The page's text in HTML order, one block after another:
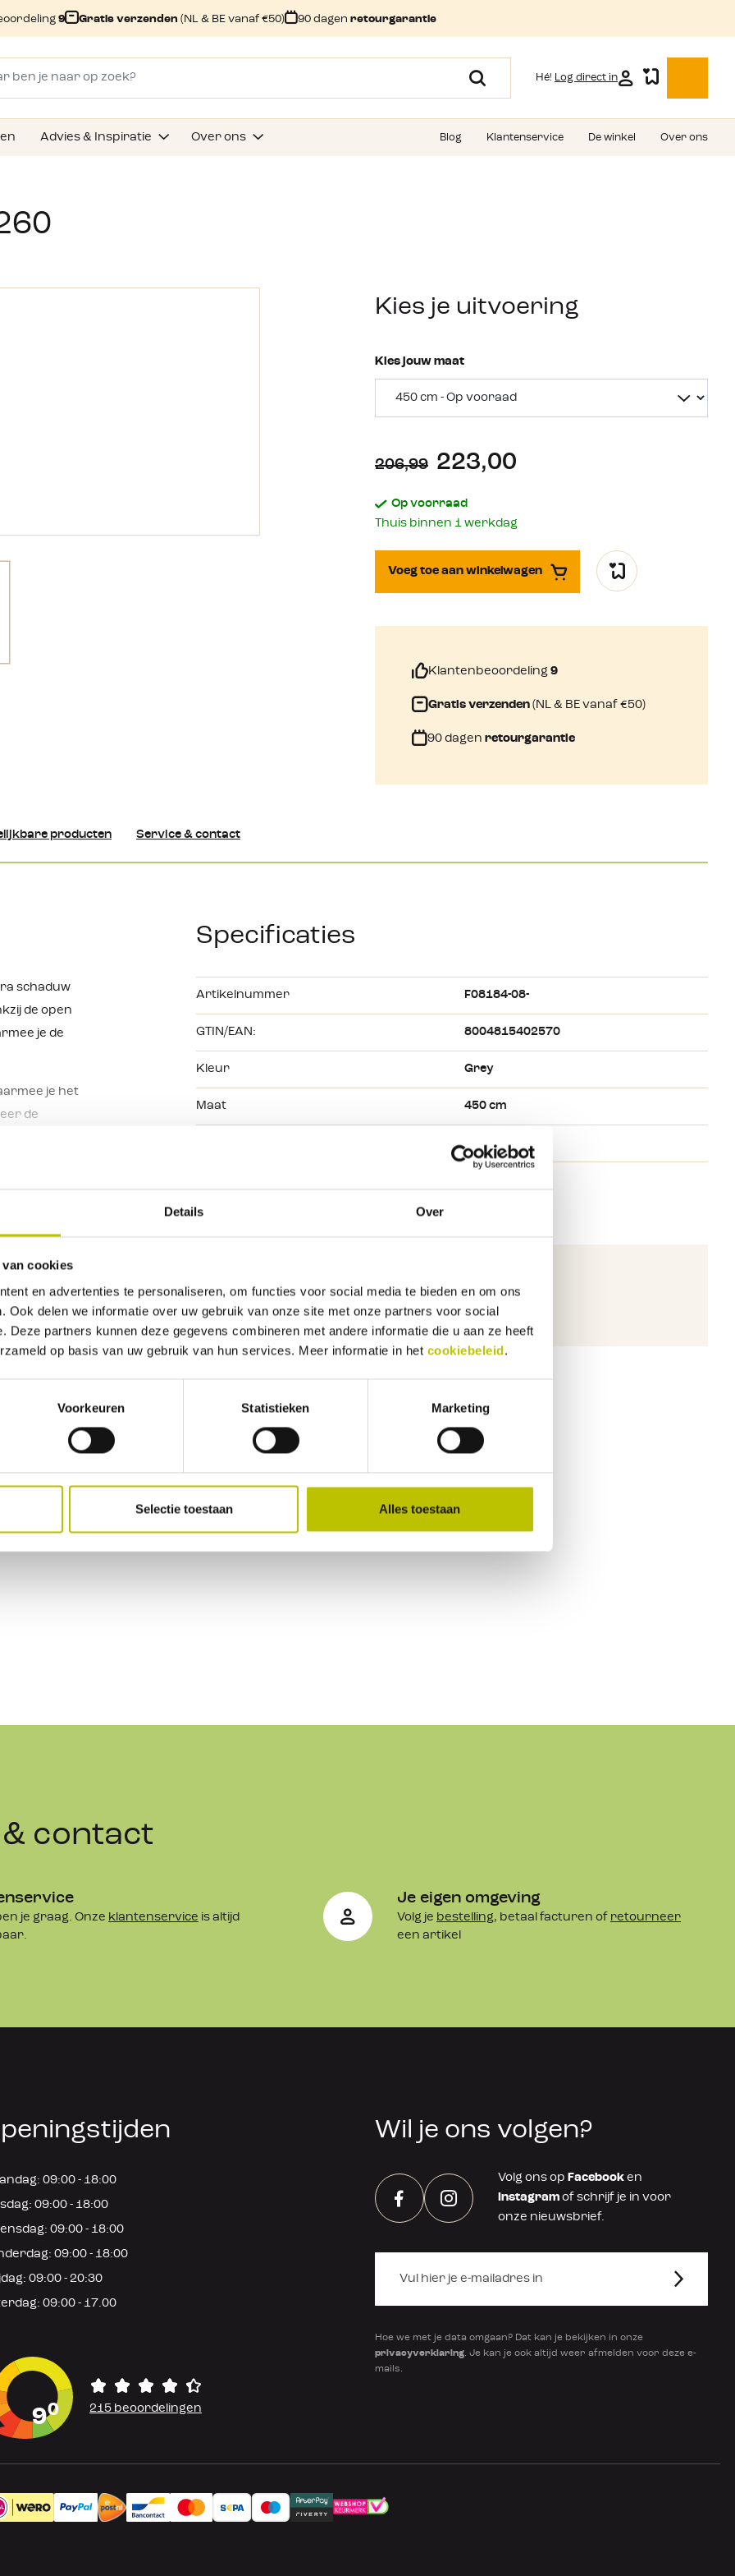
Details Over
van cookies
en advertenties te personaliseren, om functies voor social media te bieden en om ons
Ook delen we informatie over uw gebruik van onze site met onze partners voor social
Deze partners kunnen deze gegevens combineren met andere informatie die u aan ze heeft
op basis van uw gebruik van hun services. Meer informatie in het cookiebeleid.
Voorkeuren Statistieken Marketing
Selectie toestaan Alles toestaan
9 Gratis verzenden (NL & BE vanaf €50) 90 dagen retourgarantie
Hé! Log direct in
Advies & Inspiratie Over ons Blog Klantenservice De winkel Over ons
Kies je uitvoering
Kies jouw maat
206,99 223,00
Op voorraad
Thuis binnen 1 werkdag
Voeg toe aan winkelwagen
Klantenbeoordeling 9
Gratis verzenden (NL & BE vanaf €50)
90 dagen retourgarantie
producten Service & contact
schaduw
de open
je de
je het
de
te zijn dat
filter dus
|F35
| F35 Pro
Specificaties
Artikelnummer F08184-08-
GTIN/EAN: 8004815402570
Kleur Grey
Maat 450 cm
Fiamma
Geen beoordelingen gevonden. Deel als eerste je inzichten.
& contact
je graag. Onze klantenservice is altijd
Je eigen omgeving
Volg je bestelling, betaal facturen of retourneer
een artikel
09:00 - 18:00
09:00 - 18:00
09:00 - 18:00
09:00 - 18:00
09:00 - 20:30
09:00 - 17.00
Wil je ons volgen?
FacebookInstagram
Volg ons op Facebook en
Instagram of schrijf je in voor
onze nieuwsbrief.
Hoe we met je data omgaan? Dat kan je bekijken in onze
privacyverklaring. Je kan je ook altijd weer afmelden voor deze e-
mails.
90 215 beoordelingen